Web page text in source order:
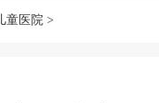
童医院 >